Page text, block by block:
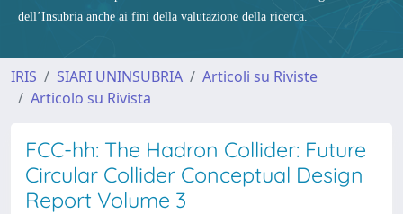
dell’Insubria anche ai fini della valutazione della ricerca.
IRIS SIARI UNINSUBRIA
Articoli su Riviste
Articolo su Rivista
FCC-hh: The Hadron Collider: Future
Circular Collider Conceptual Design
Report Volume 3